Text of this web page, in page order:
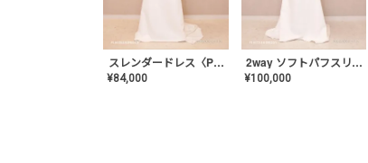
スレンダードレス〈PD-WDOR-2110〉
¥84,000
2way ソフトパフスリーブ スレンダードレス〈PD-WDOR-2112〉
¥100,000